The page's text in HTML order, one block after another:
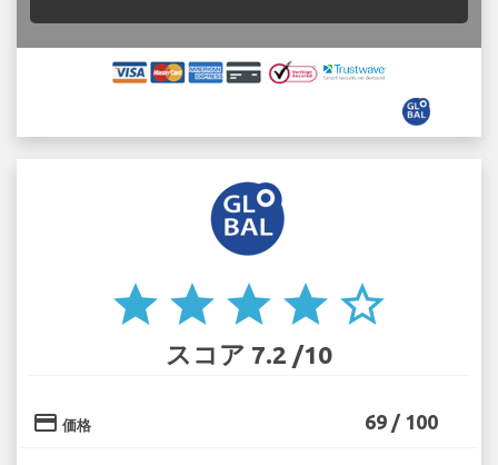
star star star star star_border
スコア 7.2 /10
credit_card 価格 69 / 100